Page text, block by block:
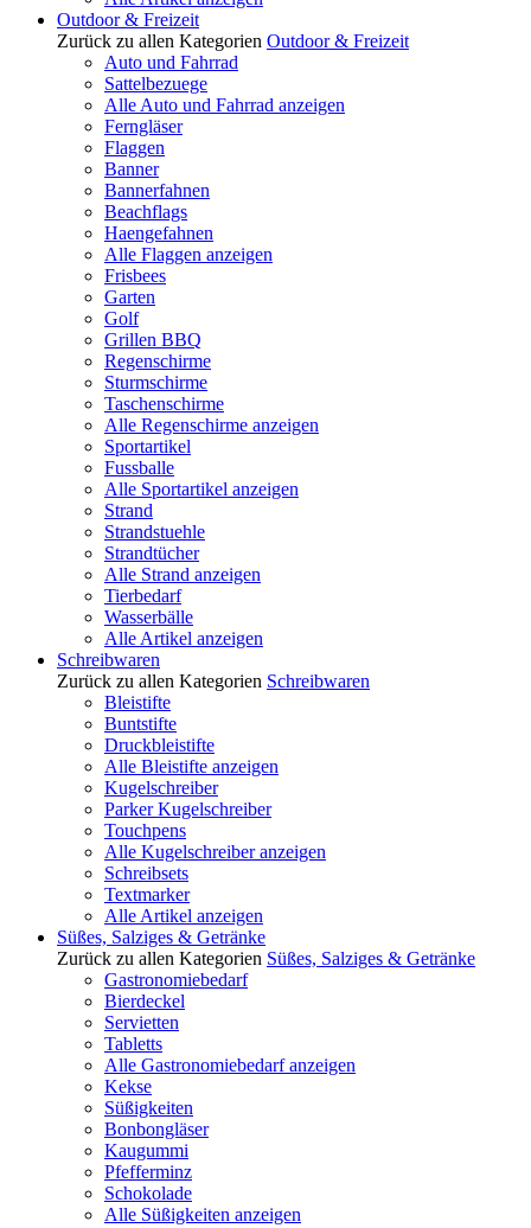
Outdoor & Freizeit
Zurück zu allen Kategorien Outdoor & Freizeit
Auto und Fahrrad
Sattelbezuege
Alle Auto und Fahrrad anzeigen
Ferngläser
Flaggen
Banner
Bannerfahnen
Beachflags
Haengefahnen
Alle Flaggen anzeigen
Frisbees
Garten
Golf
Grillen BBQ
Regenschirme
Sturmschirme
Taschenschirme
Alle Regenschirme anzeigen
Sportartikel
Fussballe
Alle Sportartikel anzeigen
Strand
Strandstuehle
Strandtücher
Alle Strand anzeigen
Tierbedarf
Wasserbälle
Alle Artikel anzeigen
Schreibwaren
Zurück zu allen Kategorien Schreibwaren
Bleistifte
Buntstifte
Druckbleistifte
Alle Bleistifte anzeigen
Kugelschreiber
Parker Kugelschreiber
Touchpens
Alle Kugelschreiber anzeigen
Schreibsets
Textmarker
Alle Artikel anzeigen
Süßes, Salziges & Getränke
Zurück zu allen Kategorien Süßes, Salziges & Getränke
Gastronomiebedarf
Bierdeckel
Servietten
Tabletts
Alle Gastronomiebedarf anzeigen
Kekse
Süßigkeiten
Bonbongläser
Kaugummi
Pfefferminz
Schokolade
Alle Süßigkeiten anzeigen